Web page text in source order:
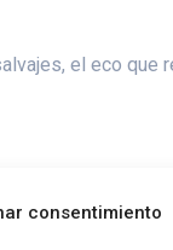
consentimiento
el eco que
ellos sentían